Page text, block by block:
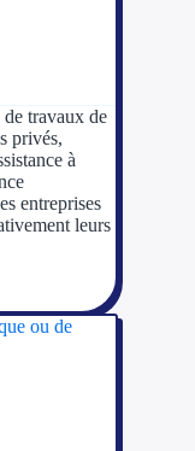
Subventions
Concours
Réduction des
Investir dans
travaux de
privés,
à
entreprises
leurs
ou de